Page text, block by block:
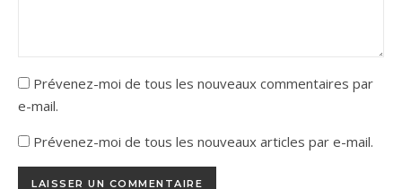
Prévenez-moi de tous les nouveaux commentaires par
e-mail.
Prévenez-moi de tous les nouveaux articles par e-mail.